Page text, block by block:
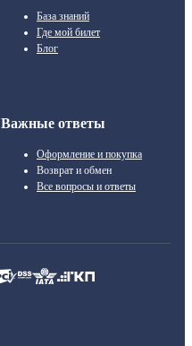
База знаний
Где мой билет
Блог
Важные ответы
Оформление и покупка
Возврат и обмен
Все вопросы и ответы